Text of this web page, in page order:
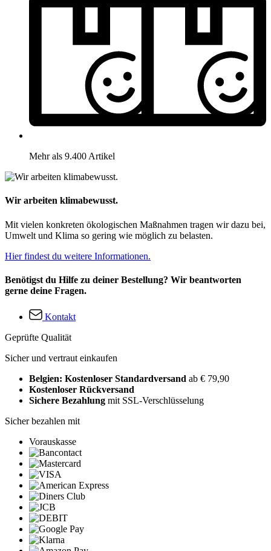
Mehr als 9.400 Artikel
Wir arbeiten klimabewusst.
Mit vielen konkreten ökologischen Maßnahmen tragen wir dazu bei,
Umwelt und Klima so gering wie möglich zu belasten.
Hier findest du weitere Informationen.
Benötigst du Hilfe zu deiner Bestellung? Wir beantworten
gerne deine Fragen.
Kontakt
Geprüfte Qualität
Sicher und vertraut einkaufen
Belgien: Kostenloser Standardversand ab € 79,90
Kostenloser Rückversand
Sichere Bezahlung mit SSL-Verschlüsselung
Sicher bezahlen mit
Vorauskasse